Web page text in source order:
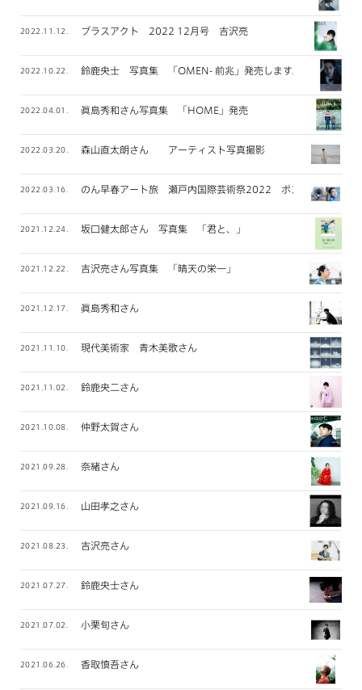
2022.11.12. プラスアクト 2022 12月号 吉沢亮
2022.10.22. 鈴鹿央士 写真集 「OMEN- 前兆」発売します。
2022.04.01. 眞島秀和さん写真集 「HOME」発売
2022.03.20. 森山直太朗さん アーティスト写真撮影
2022.03.16. のん早春アート旅 瀬戸内国際芸術祭2022 ポスター撮影
2021.12.24. 坂口健太郎さん 写真集 「君と、」
2021.12.22. 吉沢亮さん写真集 「晴天の栄一」
2021.12.17. 眞島秀和さん
2021.11.10. 現代美術家 青木美歌さん
2021.11.02. 鈴鹿央二さん
2021.10.08. 仲野太賀さん
2021.09.28. 奈緒さん
2021.09.16. 山田孝之さん
2021.08.23. 吉沢亮さん
2021.07.27. 鈴鹿央士さん
2021.07.02. 小栗旬さん
2021.06.26. 香取慎吾さん